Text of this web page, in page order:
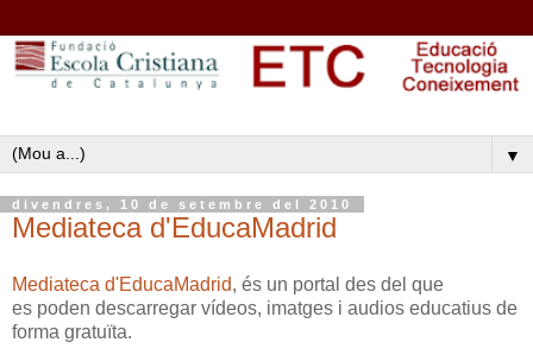
▼
divendres, 10 de setembre del 2010
Mediateca d'EducaMadrid
Mediateca d'EducaMadrid, és un portal des del que
es poden descarregar vídeos, imatges i audios educatius de
forma gratuïta.